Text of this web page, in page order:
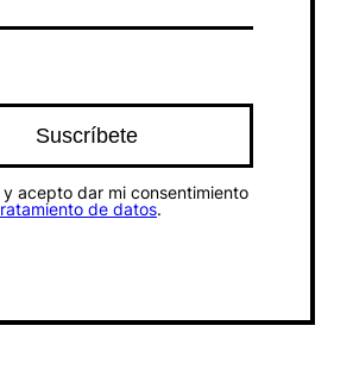
y acepto dar mi consentimiento
de datos.